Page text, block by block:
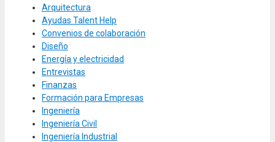
Arquitectura
Ayudas Talent Help
Convenios de colaboración
Diseño
Energía y electricidad
Entrevistas
Finanzas
Formación para Empresas
Ingeniería
Ingeniería Civil
Ingeniería Industrial